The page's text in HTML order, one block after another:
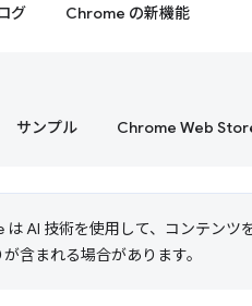
グ Chrome の新機能
サンプル Chrome Web
は AI 技術を使用して、コンテンツ
含まれる場合があります。